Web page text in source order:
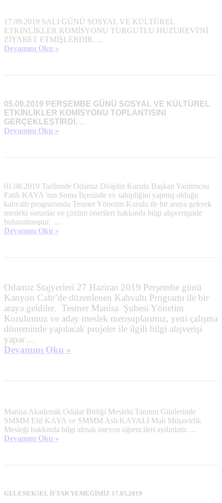
17.09.2019 SALI GÜNÜ SOSYAL VE KÜLTÜREL
ETKİNLİKLER KOMİSYONU TURGUTLU HUZUREVİ'Nİ
ZİYARET ETMİŞLERDİR. ...
Devamını Oku »
05.09.2019 PERŞEMBE GÜNÜ SOSYAL VE KÜLTÜREL
ETKİNLİKLER KOMİSYONU TOPLANTISINI
GERÇEKLEŞTİRDİ. ...
Devamını Oku »
01.08.2019 Tarihinde Odamız Disiplin Kurulu Başkan Yardımcısı
Fatih KAYA 'nın Soma İlçesinde ev sahipliğini yapmış olduğu
kahvaltı programında Tesmer Yönetim Kurulu ile bir araya gelerek
mesleki sorunlar ve çözüm önerileri hakkında bilgi alışverişinde
bulunulmuştur. ...
Devamını Oku »
Odamız Stajyerleri 27 Haziran 2019 Perşembe günü
Kanyon Cafe’de düzenlenen Kahvaltı Programı ile bir
araya geldiler. Tesmer Manisa Şubesi Yönetim
Kurulumuz ve aday meslek mensuplarımız, yeni çalışma
döneminde yapılacak projeler ile ilgili bilgi alışverişi
yapar ...
Devamını Oku »
Manisa Akademik Odalar Birliği Mesleki Tanıtım Günlerinde
SMMM Elif KAYA ve SMMM Aslı KAYALI Mali Müşavirlik
Mesleği hakkında bilgi almak isteyen öğrencileri aydınlattı. ...
Devamını Oku »
GELENEKSEL İFTAR YEMEĞİMİZ 17.05.2019